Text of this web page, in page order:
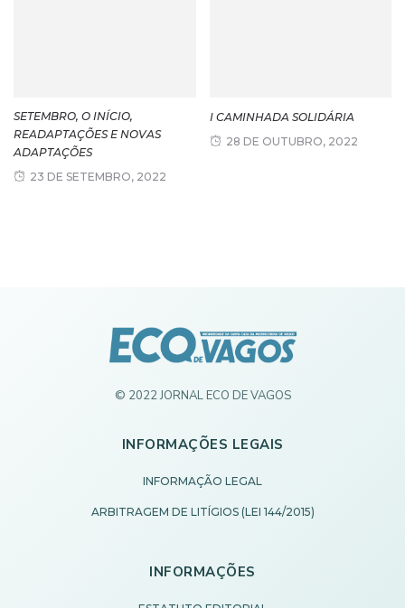
SETEMBRO, O INÍCIO,
READAPTAÇÕES E NOVAS
ADAPTAÇÕES
23 DE SETEMBRO, 2022
I CAMINHADA SOLIDÁRIA
28 DE OUTUBRO, 2022
© 2022 JORNAL ECO DE VAGOS
INFORMAÇÕES LEGAIS
INFORMAÇÃO LEGAL
ARBITRAGEM DE LITÍGIOS (LEI 144/2015)
INFORMAÇÕES